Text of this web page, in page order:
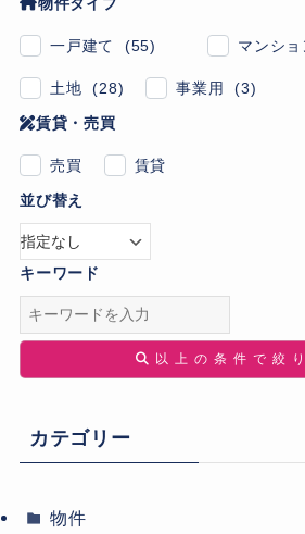
一戸建て (55) マンシ
土地 (28) 事業用 (3)
賃貸・売買
売買 賃貸
並び替え
キーワード
以上の条件で絞
カテゴリー
物件